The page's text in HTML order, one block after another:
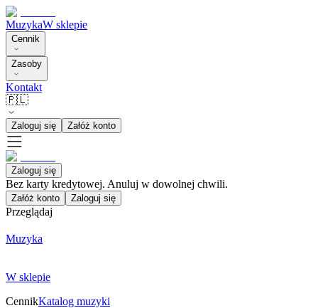
MuzykaW sklepie
Cennik
Zasoby
Kontakt
🇵🇱
Zaloguj się Załóż konto
Zaloguj się
Bez karty kredytowej. Anuluj w dowolnej chwili.
Załóż konto Zaloguj się
Przeglądaj
Muzyka
W sklepie
CennikKatalog muzyki